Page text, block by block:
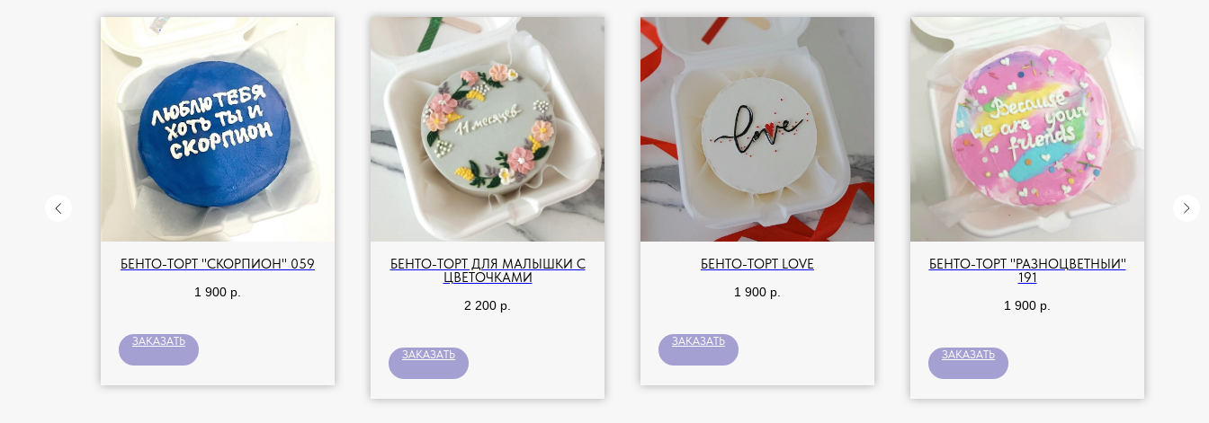
БЕНТО-ТОРТ "СКОРПИОН" 059
1 900 р.
ЗАКАЗАТЬ
БЕНТО-ТОРТ ДЛЯ МАЛЫШКИ С
ЦВЕТОЧКАМИ
2 200 р.
ЗАКАЗАТЬ
БЕНТО-ТОРТ LOVE
1 900 р.
ЗАКАЗАТЬ
БЕНТО-ТОРТ "РАЗНОЦВЕТНЫЙ"
191
1 900 р.
ЗАКАЗАТЬ